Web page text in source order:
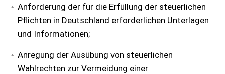
Anforderung der für die Erfüllung der steuerlichen
Pflichten in Deutschland erforderlichen Unterlagen
und Informationen;
Anregung der Ausübung von steuerlichen
Wahlrechten zur Vermeidung einer